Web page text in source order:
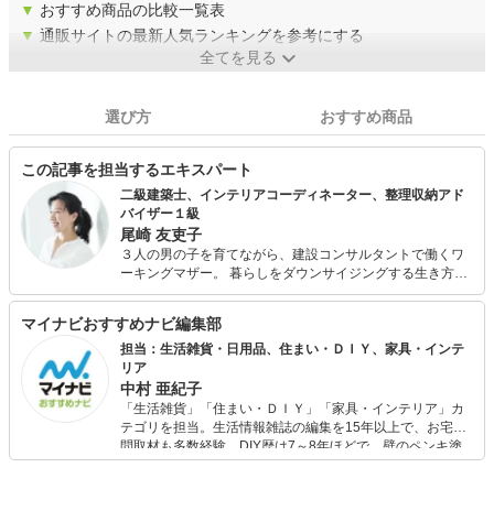
▼ おすすめ商品の比較一覧表
▼ 通販サイトの最新人気ランキングを参考にする
全てを見る
選び方 おすすめ商品
この記事を担当するエキスパート
二級建築士、インテリアコーディネーター、整理収納アド
バイザー１級
尾崎 友吏子
３人の男の子を育てながら、建設コンサルタントで働くワ
ーキングマザー。 暮らしをダウンサイジングする生き方
や、心地よいシンプルな暮らしを綴ったブログ「cozy-nest
雑誌で度々取材を受け、講演活動も行う。 初著書に『3人
子持ち働く母のモノを減らして家事や家計をラクにする方
法』（KADOKAWA）が大人気。 「食事は手作りが基本」
「家はいつもスッキリ整えたい」というこだわりは叶えな
がら、平日朝の家事は１時間、夜も１時間という合理的に
行う家事の手法を著書『3人子持ち働く母の「追われない家
事」』（KADOKAWA）にて具体的に紹介。
マイナビおすすめナビ編集部
担当：生活雑貨・日用品、住まい・ＤＩＹ、家具・インテ
リア
中村 亜紀子
「生活雑貨」「住まい・ＤＩＹ」「家具・インテリア」カ
テゴリを担当。生活情報雑誌の編集を15年以上で、お宅訪
問取材も多数経験。DIY歴は7～8年ほどで、壁のペンキ塗
りや壁紙チェンジなどもチャレンジ済み。初心者でもモノ